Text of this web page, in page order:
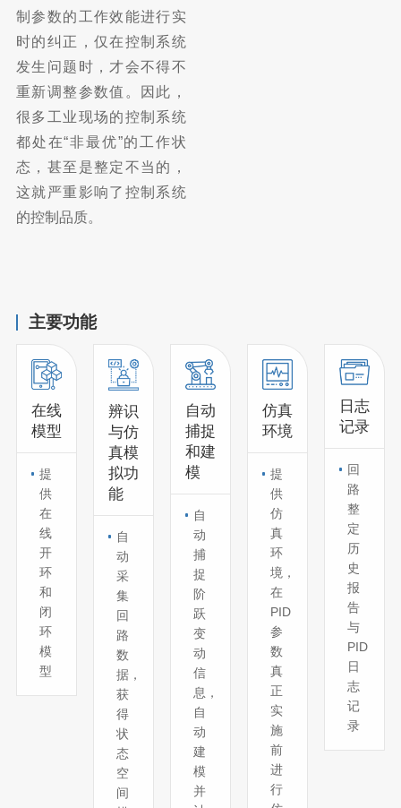
制参数的工作效能进行实
时的纠正，仅在控制系统
发生问题时，才会不得不
重新调整参数值。因此，
很多工业现场的控制系统
都处在“非最优”的工作状
态，甚至是整定不当的，
这就严重影响了控制系统
的控制品质。
主要功能
在线
模型
提
供
在
线
开
环
和
闭
环
模
型
辨识
与仿
真模
拟功
能
自
动
采
集
回
路
数
据，
获
得
状
态
空
间
自动
捕捉
和建
模
自
动
捕
捉
阶
跃
变
动
信
息，
自
动
建
模
并
仿真
环境
提
供
仿
真
环
境，
在
PID
参
数
真
正
实
施
前
进
行
日志
记录
回
路
整
定
历
史
报
告
与
PID
日
志
记
录